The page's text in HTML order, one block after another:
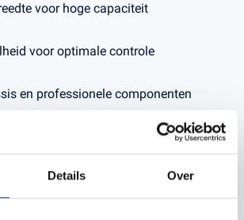
Details Over
voor hoge capaciteit
voor optimale controle
en professionele componenten
voor comfortabel langdurig gebruik
voor grotere gazons en dagelijks
De maaier is onderhoudsarm, stil